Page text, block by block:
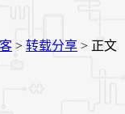
> 转载分享 > 正文